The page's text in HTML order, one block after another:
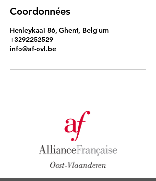
Coordonnées
Henleykaai 86, Ghent, Belgium
+3292252529
info@af-ovl.be